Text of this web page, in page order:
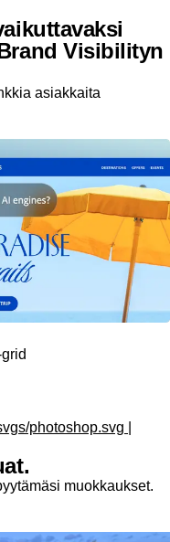
Visibilityn
asiakkaita
photoshop.svg |
muokkaukset.